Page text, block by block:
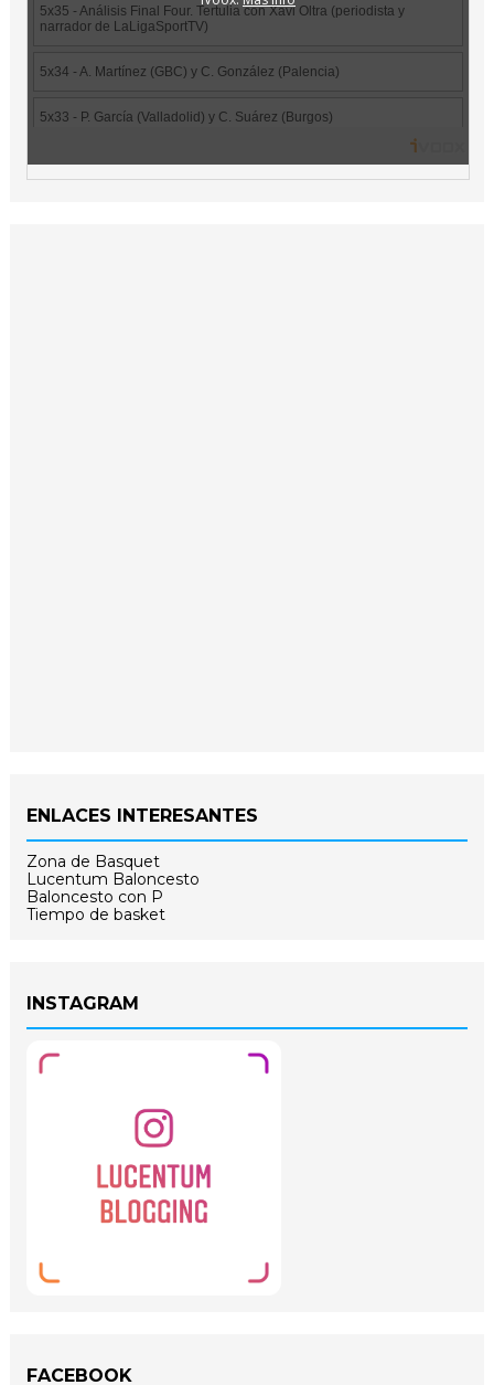
ENLACES INTERESANTES
Zona de Basquet
Lucentum Baloncesto
Baloncesto con P
Tiempo de basket
INSTAGRAM
FACEBOOK